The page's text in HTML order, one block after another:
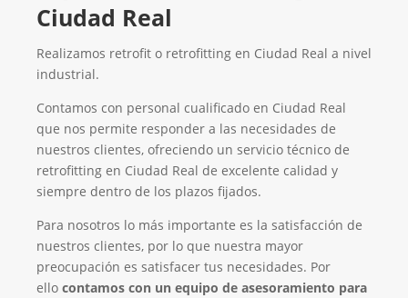
Ciudad Real
Realizamos retrofit o retrofitting en Ciudad Real a nivel
industrial.
Contamos con personal cualificado en Ciudad Real
que nos permite responder a las necesidades de
nuestros clientes, ofreciendo un servicio técnico de
retrofitting en Ciudad Real de excelente calidad y
siempre dentro de los plazos fijados.
Para nosotros lo más importante es la satisfacción de
nuestros clientes, por lo que nuestra mayor
preocupación es satisfacer tus necesidades. Por
ello contamos con un equipo de asesoramiento para